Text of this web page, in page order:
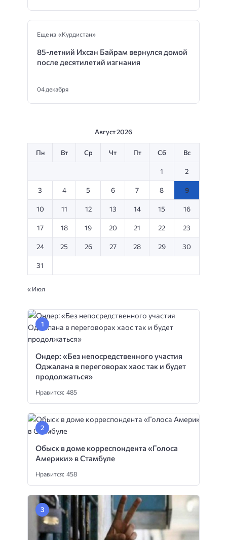
Еще из «Курдистан»
85-летний Ихсан Байрам вернулся домой
после десятилетий изгнания
04 декабря
Август 2026
Пн Вт Ср Чт Пт Сб Вс
1 2
3 4 5 6 7 8 9
10 11 12 13 14 15 16
17 18 19 20 21 22 23
24 25 26 27 28 29 30
31
« Июл
Ондер: «Без непосредственного участия
Оджалана в переговорах хаос так и будет
продолжаться»
Нравится: 485
Обыск в доме корреспондента «Голоса
Америки» в Стамбуле
Нравится: 458